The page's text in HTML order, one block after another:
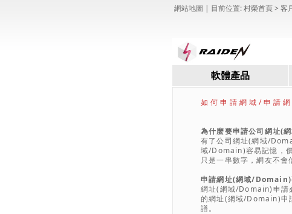
網站地圖 | 目前位置:村榮首頁> 客
軟體產品
如何申請網域/申
為什麼要申請公司網址(
有了公司網址(網域/
域/Domain)容易記憶，
只是一串數字，網友不會
申請網址(網域/Domain)
網址(網域/Domain)申請
的網址(網域/Domain)申
譜。